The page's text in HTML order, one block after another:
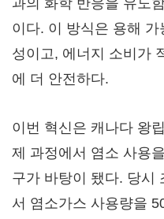
과의 화학 반응을 유도
이다. 이 방식은 용해
성이고, 에너지 소비가
에 더 안전하다.
이번 혁신은 캐나다 왕
제 과정에서 염소 사용
구가 바탕이 됐다. 당시
서 염소가스 사용량을